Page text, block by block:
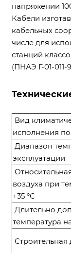
напряжении
Кабели
кабельных
числе для
станций
(ПНАЭ Г-01-011-
Вид
исполнения по
Диапазон
эксплуатации
воздуха при
+35 °С
Длительно
температура
Строительная